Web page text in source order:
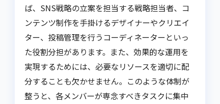
ば、SNS戦略の立案を担当する戦略担当者、コ
ンテンツ制作を手掛けるデザイナーやクリエイ
ター、投稿管理を行うコーディネーターといっ
た役割分担があります。また、効果的な運用を
実現するためには、必要なリソースを適切に配
分することも欠かせません。このような体制が
整うと、各メンバーが専念すべきタスクに集中